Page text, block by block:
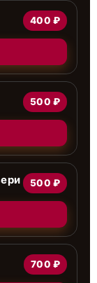
400 ₽
500 ₽
500 ₽
700 ₽